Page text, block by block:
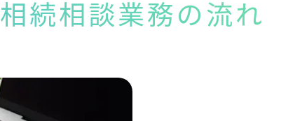
相続相談業務の流れ